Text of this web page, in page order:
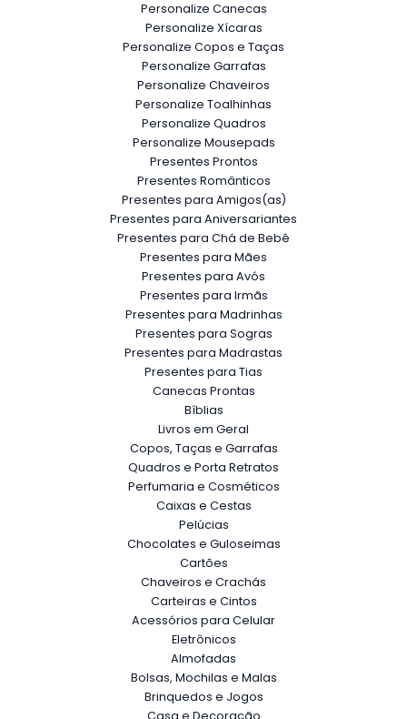
Personalize Canecas
Personalize Xícaras
Personalize Copos e Taças
Personalize Garrafas
Personalize Chaveiros
Personalize Toalhinhas
Personalize Quadros
Personalize Mousepads
Presentes Prontos
Presentes Românticos
Presentes para Amigos(as)
Presentes para Aniversariantes
Presentes para Chá de Bebê
Presentes para Mães
Presentes para Avós
Presentes para Irmãs
Presentes para Madrinhas
Presentes para Sogras
Presentes para Madrastas
Presentes para Tias
Canecas Prontas
Bíblias
Livros em Geral
Copos, Taças e Garrafas
Quadros e Porta Retratos
Perfumaria e Cosméticos
Caixas e Cestas
Pelúcias
Chocolates e Guloseimas
Cartões
Chaveiros e Crachás
Carteiras e Cintos
Acessórios para Celular
Eletrônicos
Almofadas
Bolsas, Mochilas e Malas
Brinquedos e Jogos
Casa e Decoração